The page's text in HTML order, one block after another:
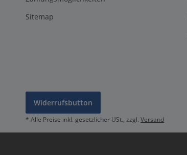
Sitemap
Widerrufsbutton
* Alle Preise inkl. gesetzlicher USt., zzgl.Versand